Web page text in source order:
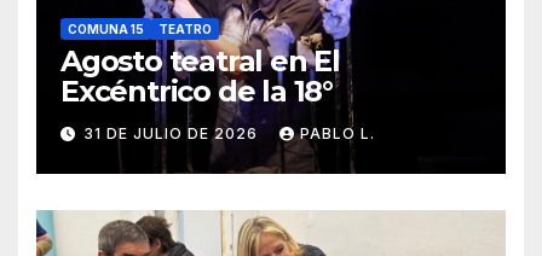
COMUNA 15 TEATRO
Agosto teatral en El
Excéntrico de la 18°
31 DE JULIO DE 2026 PABLO L.